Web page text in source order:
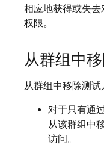
相应地获得或失
权限。
从群组中
从群组中移除测试
对于只有通
从该群组中
访问。